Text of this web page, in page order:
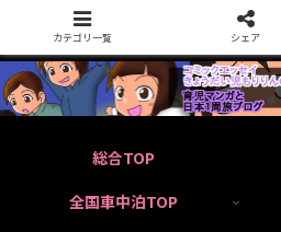
総合TOP
全国車中泊TOP
カテゴリ一覧 シェア